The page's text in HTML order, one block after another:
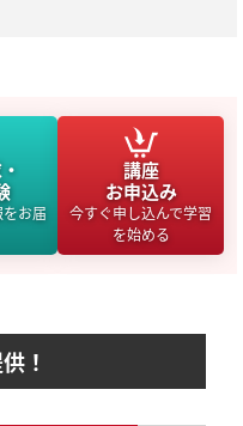
お届
講座
お申込み
今すぐ申し込んで学習
を始める
！